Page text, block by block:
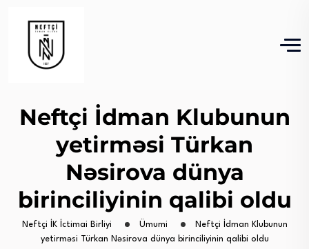
Neftçi İdman Klubunun
yetirməsi Türkan
Nəsirova dünya
birinciliyinin qalibi oldu
Neftçi İK İctimai Birliyi Ümumi
Neftçi İdman Klubunun
yetirməsi Türkan Nəsirova dünya birinciliyinin qalibi oldu